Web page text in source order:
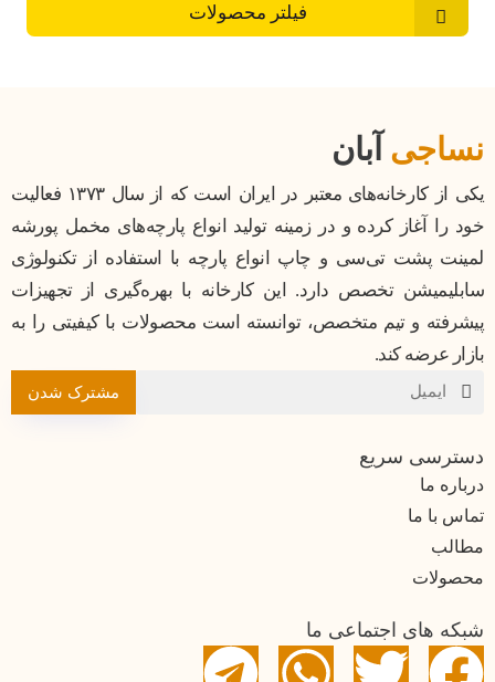
فیلتر محصولات
نساجی آبان
یکی از کارخانه‌های معتبر در ایران است که از سال ۱۳۷۳ فعالیت
خود را آغاز کرده و در زمینه تولید انواع پارچه‌های مخمل پورشه
لمینت پشت تی‌سی و چاپ انواع پارچه با استفاده از تکنولوژی
سابلیمیشن تخصص دارد. این کارخانه با بهره‌گیری از تجهیزات
پیشرفته و تیم متخصص، توانسته است محصولات با کیفیتی را به
بازار عرضه کند.
مشترک شدن
دسترسی سریع
درباره ما
تماس با ما
مطالب
محصولات
شبکه های اجتماعی ما